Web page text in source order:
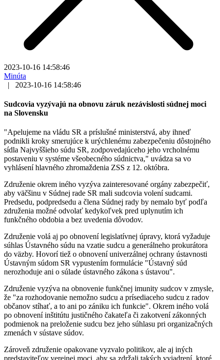
2023-10-16 14:58:46
Minúta
|
2023-10-16 14:58:46
Sudcovia vyzývajú na obnovu záruk nezávislosti súdnej moci
na Slovensku
"Apelujeme na vládu SR a príslušné ministerstvá, aby ihneď
podnikli kroky smerujúce k urýchlenému zabezpečeniu dôstojného
sídla Najvyššieho súdu SR, zodpovedajúceho jeho vrcholnému
postaveniu v systéme všeobecného súdnictva," uvádza sa vo
vyhlásení hlavného zhromaždenia ZSS z 12. októbra.
Združenie okrem iného vyzýva zainteresované orgány zabezpečiť,
aby väčšinu v Súdnej rade SR mali sudcovia volení sudcami.
Predsedu, podpredsedu a člena Súdnej rady by nemalo byť podľa
združenia možné odvolať kedykoľvek pred uplynutím ich
funkčného obdobia a bez uvedenia dôvodov.
Združenie volá aj po obnovení legislatívnej úpravy, ktorá vyžaduje
súhlas Ústavného súdu na vzatie sudcu a generálneho prokurátora
do väzby. Hovorí tiež o obnovení univerzálnej ochrany ústavnosti
Ústavným súdom SR vypustením formulácie "Ústavný súd
nerozhoduje ani o súlade ústavného zákona s ústavou".
Združenie vyzýva na obnovenie funkčnej imunity sudcov v zmysle,
že "za rozhodovanie nemožno sudcu a prísediaceho sudcu z radov
občanov stíhať, a to ani po zániku ich funkcie". Okrem iného volá
po obnovení inštitútu justičného čakateľa či zakotvení zákonných
podmienok na preloženie sudcu bez jeho súhlasu pri organizačných
zmenách v sústave súdov.
Zároveň združenie opakovane vyzvalo politikov, ale aj iných